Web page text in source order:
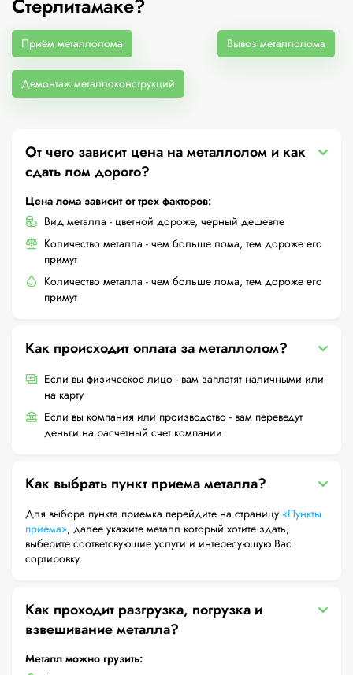
Стерлитамаке?
Приём металлолома Вывоз металлолома
Демонтаж металлоконструкций
От чего зависит цена на металлолом и как
сдать лом дорого?
Цена лома зависит от трех факторов:
Вид металла - цветной дороже, черный дешевле
Количество металла - чем больше лома, тем дороже его
примут
Количество металла - чем больше лома, тем дороже его
примут
Как происходит оплата за металлолом?
Если вы физическое лицо - вам заплатят наличными или
на карту
Если вы компания или производство - вам переведут
деньги на расчетный счет компании
Как выбрать пункт приема металла?
Для выбора пункта приемка перейдите на страницу «Пункты
приема», далее укажите металл который хотите здать,
выберите соответсвующие услуги и интересующую Вас
сортировку.
Как проходит разгрузка, погрузка и
взвешивание металла?
Металл можно грузить: